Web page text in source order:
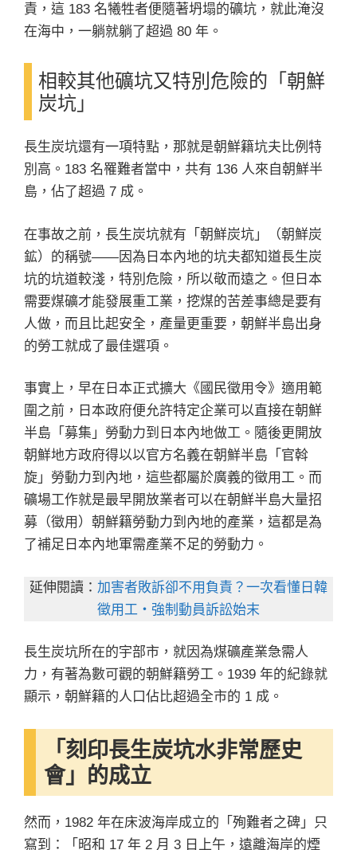
責，這 183 名犧牲者便隨著坍塌的礦坑，就此淹沒
在海中，一躺就躺了超過 80 年。
相較其他礦坑又特別危險的「朝鮮
炭坑」
長生炭坑還有一項特點，那就是朝鮮籍坑夫比例特
別高。183 名罹難者當中，共有 136 人來自朝鮮半
島，佔了超過 7 成。
在事故之前，長生炭坑就有「朝鮮炭坑」（朝鮮炭
鉱）的稱號——因為日本內地的坑夫都知道長生炭
坑的坑道較淺，特別危險，所以敬而遠之。但日本
需要煤礦才能發展重工業，挖煤的苦差事總是要有
人做，而且比起安全，產量更重要，朝鮮半島出身
的勞工就成了最佳選項。
事實上，早在日本正式擴大《國民徵用令》適用範
圍之前，日本政府便允許特定企業可以直接在朝鮮
半島「募集」勞動力到日本內地做工。隨後更開放
朝鮮地方政府得以以官方名義在朝鮮半島「官斡
旋」勞動力到內地，這些都屬於廣義的徵用工。而
礦場工作就是最早開放業者可以在朝鮮半島大量招
募（徵用）朝鮮籍勞動力到內地的產業，這都是為
了補足日本內地軍需產業不足的勞動力。
延伸閱讀： 加害者敗訴卻不用負責？一次看懂日韓
徵用工・強制動員訴訟始末
長生炭坑所在的宇部市，就因為煤礦產業急需人
力，有著為數可觀的朝鮮籍勞工。1939 年的紀錄就
顯示，朝鮮籍的人口佔比超過全市的 1 成。
「刻印長生炭坑水非常歷史
會」的成立
然而，1982 年在床波海岸成立的「殉難者之碑」只
寫到：「昭和 17 年 2 月 3 日上午，遠離海岸的煙